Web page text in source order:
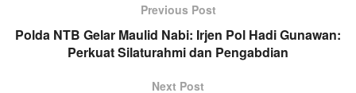
Previous Post
Polda NTB Gelar Maulid Nabi: Irjen Pol Hadi Gunawan:
Perkuat Silaturahmi dan Pengabdian
Next Post